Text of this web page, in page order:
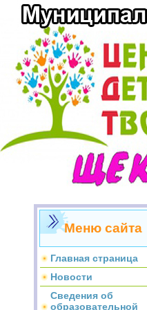
Меню сайта
Главная страница
Новости
Сведения об
образовательной